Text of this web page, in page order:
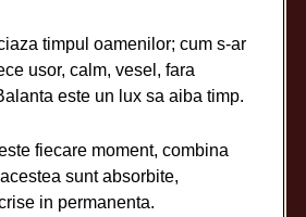
timpul oamenilor; cum s-ar
usor, calm, vesel, fara
este un lux sa aiba timp.
fiecare moment, combina
sunt absorbite,
in permanenta.